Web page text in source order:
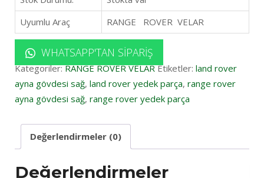
Uyumlu Araç
RANGE ROVER VELAR
WHATSAPP'TAN SIPARIŞ
Kategoriler:RANGE ROVER VELAR Etiketler: land rover
ayna gövdesi sağ, land rover yedek parça, range rover
ayna gövdesi sağ, range rover yedek parça
Değerlendirmeler (0)
Değerlendirmeler